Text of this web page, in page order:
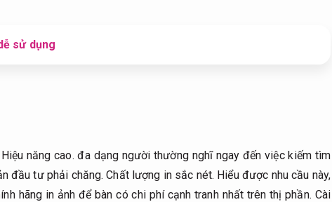
sử dụng
Hiệu năng cao. đa dạng người thường nghĩ ngay đến việc kiếm tìm
đầu tư phải chăng.Chất lượng in sắc nét. Hiểu được nhu cầu này,
hãng in ảnh để bàn có chi phí cạnh tranh nhất trên thị phần. Cài